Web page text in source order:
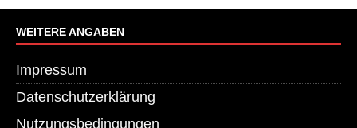
WEITERE ANGABEN
Impressum
Datenschutzerklärung
Nutzungsbedingungen